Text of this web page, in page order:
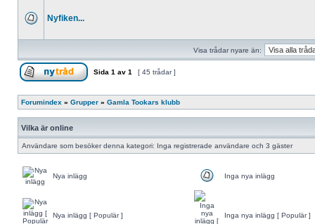
Nyfiken...
Visa trådar nyare än:
Sida 1 av 1 [ 45 trådar ]
Forumindex » Grupper » Gamla Tookars klubb
Vilka är online
Användare som besöker denna kategori: Inga registrerade användare och 3 gäster
Nya inlägg Inga nya inlägg
Nya inlägg [ Populär ] Inga nya inlägg [ Populär ]